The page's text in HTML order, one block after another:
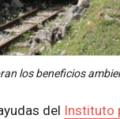
los beneficios
del Instituto